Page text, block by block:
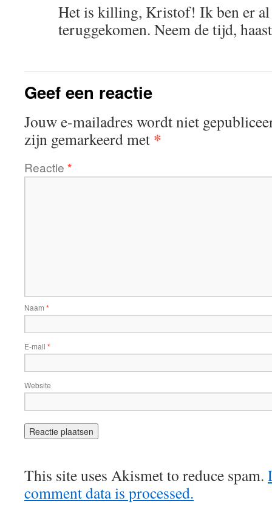
Het is killing, Kristof! Ik ben er al
teruggekomen. Neem de tijd,
Geef een reactie
Jouw e-mailadres wordt niet
zijn gemarkeerd met *
Reactie *
Naam *
E-mail *
Website
This site uses Akismet to reduce spam.
comment data is processed.